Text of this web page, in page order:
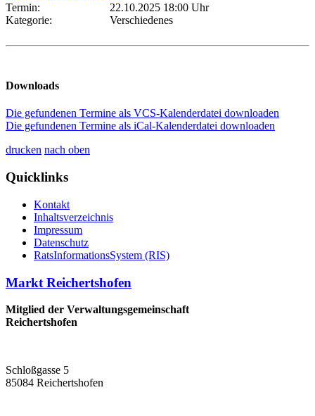
Termin:
22.10.2025 18:00 Uhr
Kategorie:
Verschiedenes
Downloads
Die gefundenen Termine als VCS-Kalenderdatei downloaden
Die gefundenen Termine als iCal-Kalenderdatei downloaden
drucken nach oben
Quicklinks
Kontakt
Inhaltsverzeichnis
Impressum
Datenschutz
RatsInformationsSystem (RIS)
Markt Reichertshofen
Mitglied der Verwaltungsgemeinschaft
Reichertshofen
Schloßgasse 5
85084 Reichertshofen